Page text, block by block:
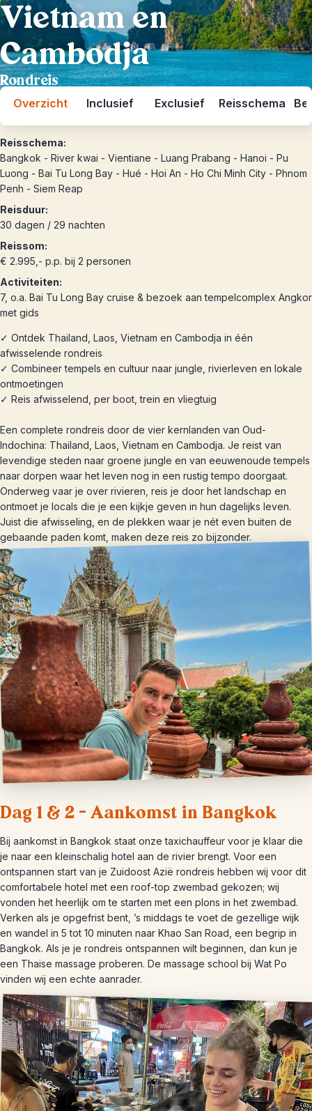
Vietnam en
Cambodja
Rondreis
Overzicht Inclusief Exclusief Reisschema
Reisschema:
Bangkok - River kwai - Vientiane - Luang Prabang - Hanoi - Pu
Luong - Bai Tu Long Bay - Hué - Hoi An - Ho Chi Minh City - Phnom
Penh - Siem Reap
Reisduur:
30 dagen / 29 nachten
Reissom:
€ 2.995,- p.p. bij 2 personen
Activiteiten:
7, o.a. Bai Tu Long Bay cruise & bezoek aan tempelcomplex Angkor
met gids
✓ Ontdek Thailand, Laos, Vietnam en Cambodja in één
afwisselende rondreis
✓ Combineer tempels en cultuur naar jungle, rivierleven en lokale
ontmoetingen
✓ Reis afwisselend, per boot, trein en vliegtuig
Een complete rondreis door de vier kernlanden van Oud-
Indochina: Thailand, Laos, Vietnam en Cambodja. Je reist van
levendige steden naar groene jungle en van eeuwenoude tempels
naar dorpen waar het leven nog in een rustig tempo doorgaat.
Onderweg vaar je over rivieren, reis je door het landschap en
ontmoet je locals die je een kijkje geven in hun dagelijks leven.
Juist die afwisseling, en de plekken waar je nét even buiten de
gebaande paden komt, maken deze reis zo bijzonder.
Dag 1 & 2 – Aankomst in Bangkok
Bij aankomst in Bangkok staat onze taxichauffeur voor je klaar die
je naar een kleinschalig hotel aan de rivier brengt. Voor een
ontspannen start van je Zuidoost Azië rondreis hebben wij voor dit
comfortabele hotel met een roof-top zwembad gekozen; wij
vonden het heerlijk om te starten met een plons in het zwembad.
Verken als je opgefrist bent, ’s middags te voet de gezellige wijk
en wandel in 5 tot 10 minuten naar Khao San Road, een begrip in
Bangkok. Als je je rondreis ontspannen wilt beginnen, dan kun je
een Thaise massage proberen. De massage school bij Wat Po
vinden wij een echte aanrader.